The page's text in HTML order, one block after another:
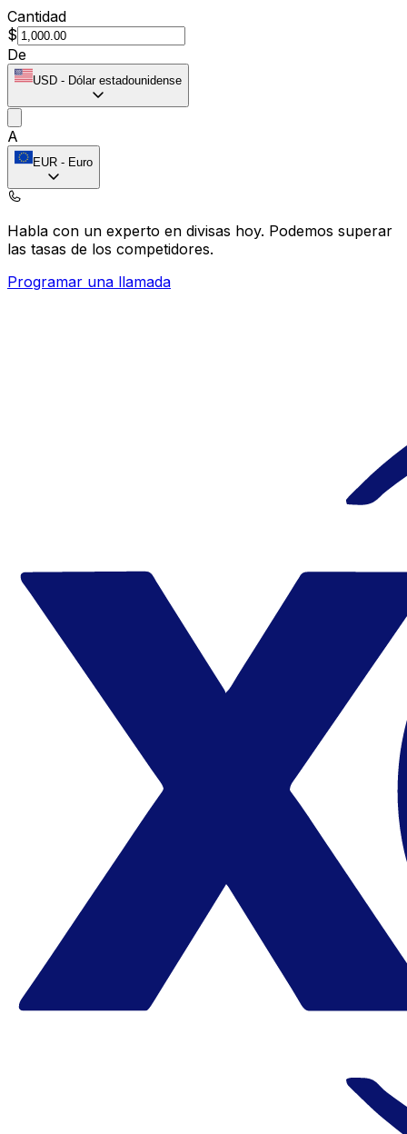
Cantidad
$
De
USD - Dólar estadounidense
A
EUR - Euro
Habla con un experto en divisas hoy. Podemos superar
las tasas de los competidores.
Programar una llamada